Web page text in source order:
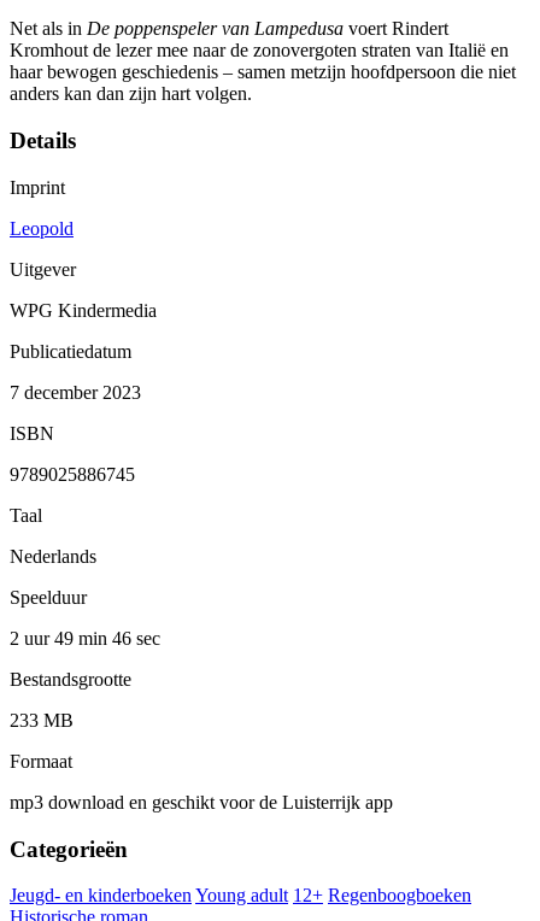
Net als in De poppenspeler van Lampedusa voert Rindert
Kromhout de lezer mee naar de zonovergoten straten van Italië en
haar bewogen geschiedenis – samen metzijn hoofdpersoon die niet
anders kan dan zijn hart volgen.
Details
Imprint
Leopold
Uitgever
WPG Kindermedia
Publicatiedatum
7 december 2023
ISBN
9789025886745
Taal
Nederlands
Speelduur
2 uur 49 min 46 sec
Bestandsgrootte
233 MB
Formaat
mp3 download en geschikt voor de Luisterrijk app
Categorieën
Jeugd- en kinderboeken Young adult 12+ Regenboogboeken